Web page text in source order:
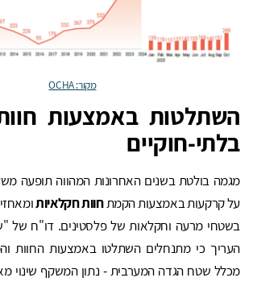
מקור: OCHA
השתלטות באמצעות
בלתי-חוקיים
מגמה בולטת בשנים האחרונות המהווה תופעה
על קרקעות באמצעות הקמתחוות חקלאיות
מכלל שטח הגדה המערבית - נתון המשקף שינוי